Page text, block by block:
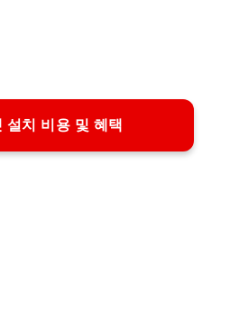
설치 비용 및 혜택